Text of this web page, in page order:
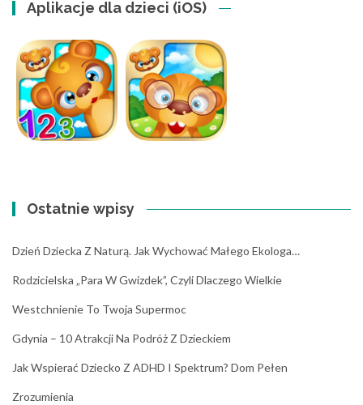
Aplikacje dla dzieci (iOS)
Ostatnie wpisy
Dzień Dziecka Z Naturą. Jak Wychować Małego Ekologa…
Rodzicielska „para W Gwizdek”, Czyli Dlaczego Wielkie
Westchnienie To Twoja Supermoc
Gdynia – 10 Atrakcji Na Podróż Z Dzieckiem
Jak Wspierać Dziecko Z ADHD I Spektrum? Dom Pełen
Zrozumienia